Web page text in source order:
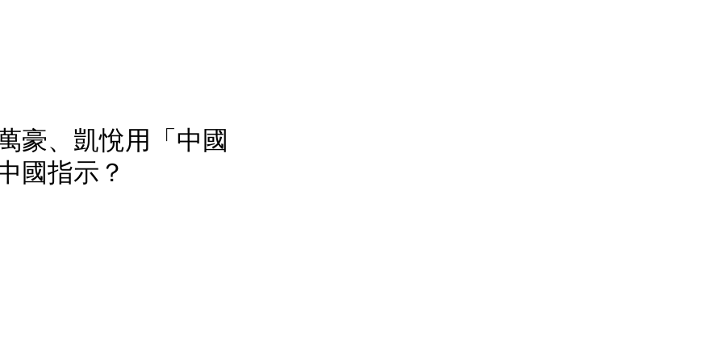
豪、凱悅用「中國
國指示？